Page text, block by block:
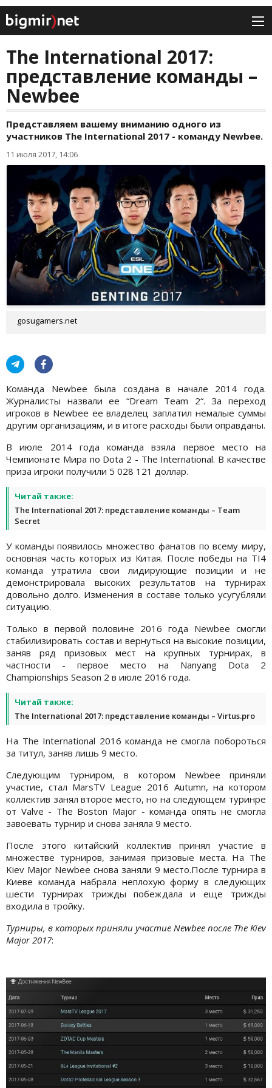
The International 2017:
представление команды –
Newbee
Представляем вашему вниманию одного из
участников The International 2017 - команду Newbee.
11 июля 2017, 14:06
gosugamers.net
Команда Newbee была создана в начале 2014 года.
Журналисты назвали ее “Dream Team 2“. За переход
игроков в Newbee ее владелец заплатил немалые суммы
другим организациям, и в итоге расходы были оправданы.
В июле 2014 года команда взяла первое место на
Чемпионате Мира по Dota 2 - The International. В качестве
приза игроки получили 5 028 121 доллар.
Читай также:
The International 2017: представление команды – Team
Secret
У команды появилось множество фанатов по всему миру,
основная часть которых из Китая. После победы на TI4
команда утратила свои лидирующие позиции и не
демонстрировала высоких результатов на турнирах
довольно долго. Изменения в составе только усугубляли
ситуацию.
Только в первой половине 2016 года Newbee смогли
стабилизировать состав и вернуться на высокие позиции,
заняв ряд призовых мест на крупных турнирах, в
частности - первое место на Nanyang Dota 2
Championships Season 2 в июле 2016 года.
Читай также:
The International 2017: представление команды – Virtus.pro
На The International 2016 команда не смогла побороться
за титул, заняв лишь 9 место.
Следующим турниром, в котором Newbee приняли
участие, стал MarsTV League 2016 Autumn, на котором
коллектив занял второе место, но на следующем туринре
от Valve - The Boston Major - команда опять не смогла
завоевать турнир и снова заняла 9 место.
После этого китайский коллектив принял участие в
множестве турниров, занимая призовые места. На The
Kiev Major Newbee снова заняли 9 место.После турнира в
Киеве команда набрала неплохую форму в следующих
шести турнирах трижды побеждала и еще трижды
входила в тройку.
Турниры, в которых приняли участие Newbee после The Kiev
Major 2017: